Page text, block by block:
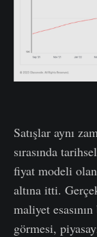
Satışlar aynı
sırasında
fiyat modeli
altına itti.
maliyet
görmesi,